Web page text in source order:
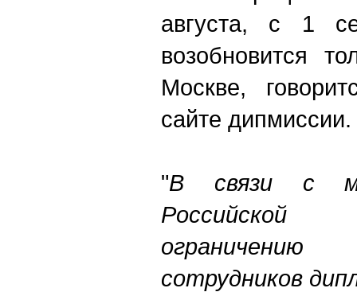
августа, с 1
возобновится
Москве,
сайте дипмиссии.
"В связи с
сотрудников